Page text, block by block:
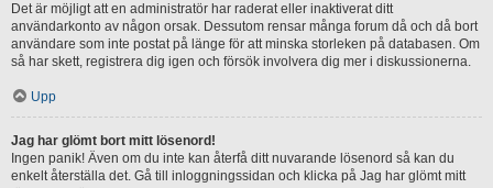
Det är möjligt att en administratör har raderat eller inaktiverat ditt
användarkonto av någon orsak. Dessutom rensar många forum då och då bort
användare som inte postat på länge för att minska storleken på databasen. Om
så har skett, registrera dig igen och försök involvera dig mer i diskussionerna.
Upp
Jag har glömt bort mitt lösenord!
Ingen panik! Även om du inte kan återfå ditt nuvarande lösenord så kan du
enkelt återställa det. Gå till inloggningssidan och klicka på Jag har glömt mitt